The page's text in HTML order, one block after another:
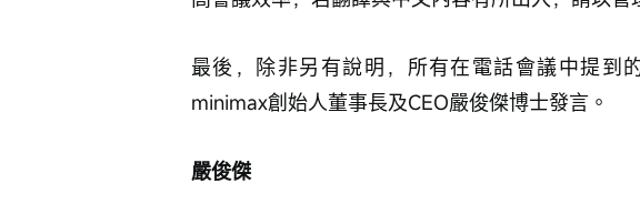
最後，除非另有說明，所有在電話會議中提到
minimax創始人董事長及CEO嚴俊傑博士發言。
嚴俊傑